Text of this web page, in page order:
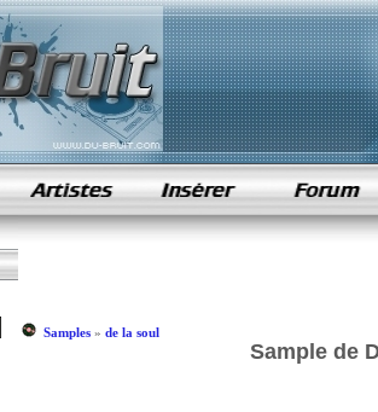
samples de rap
Samples» de la soul
Sample de